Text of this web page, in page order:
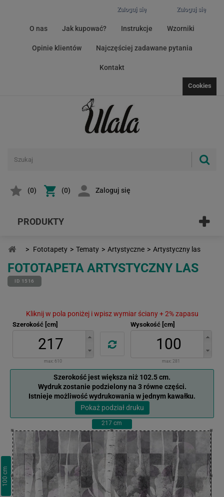
Zaloguj się
Zaloguj się
O nas Jak kupować? Instrukcje Wzorniki
Opinie klientów Najczęściej zadawane pytania
Kontakt
Cookies
(0) (0) Zaloguj się
PRODUKTY
> Fototapety > Tematy > Artystyczne > Artystyczny las
FOTOTAPETA ARTYSTYCZNY LAS
ID 1516
Kliknij w pola poniżej i wpisz wymiar ściany + 2% zapasu
Szerokość [cm]
max: 610
Wysokość [cm]
max: 281
Szerokość jest większa niż 102.5 cm.
Wydruk zostanie podzielony na 3 równe części.
Istnieje możliwość wydrukowania w jednym kawałku.
Pokaż podział druku
217 cm
100
cm